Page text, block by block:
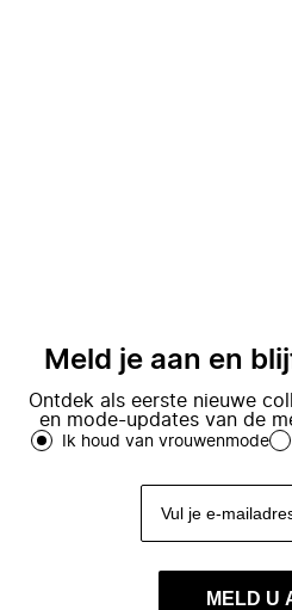
Meld je aan en
Ontdek als eerste nieuwe
en mode-updates van de
Ik houd van vrouwenmode
MELD U